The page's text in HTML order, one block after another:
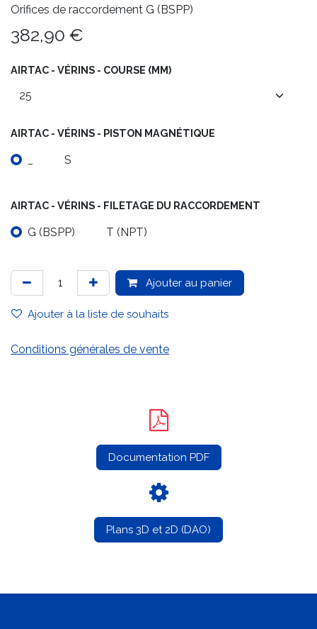
Orifices de raccordement G (BSPP)
382,90 €
AIRTAC - VÉRINS - COURSE (MM)
AIRTAC - VÉRINS - PISTON MAGNÉTIQUE
S
AIRTAC - VÉRINS - FILETAGE DU RACCORDEMENT
G (BSPP) T (NPT)
Ajouter au panier
Ajouter à la liste de souhaits
Conditions générales de vente
Documentation PDF
Plans 3D et 2D (DAO)